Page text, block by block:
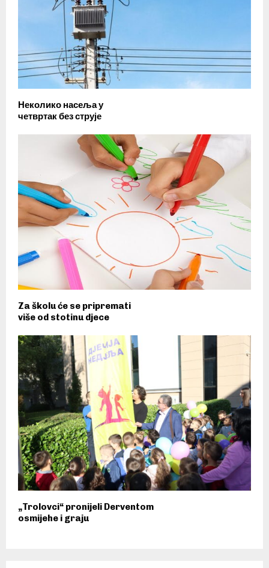
Неколико насеља у
четвртак без струје
Za školu će se pripremati
više od stotinu djece
„Trolovci“ pronijeli Derventom
osmijehe i graju